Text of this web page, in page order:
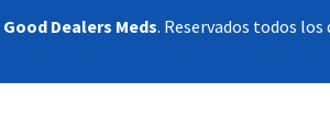
Good Dealers Meds. Reservados todos los